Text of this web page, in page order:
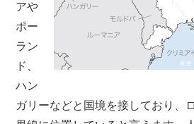
アや
ポー
ラン
ド、
ハン
ガリーなどと国境を接しており、